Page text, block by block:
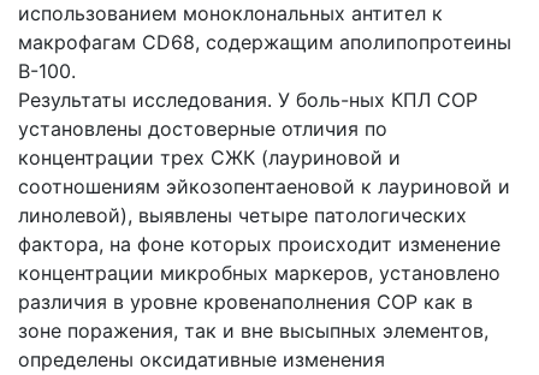
использованием моноклональных антител к
макрофагам CD68, содержащим аполипопротеины
В-100.
Результаты исследования. У боль-ных КПЛ СОР
установлены достоверные отличия по
концентрации трех СЖК (лауриновой и
соотношениям эйкозопентаеновой к лауриновой и
линолевой), выявлены четыре патологических
фактора, на фоне которых происходит изменение
концентрации микробных маркеров, установлено
различия в уровне кровенаполнения СОР как в
зоне поражения, так и вне высыпных элементов,
определены оксидативные изменения